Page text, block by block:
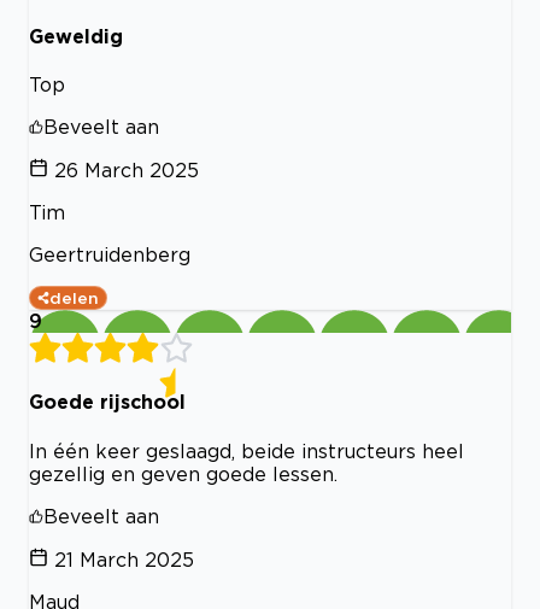
Geweldig
Top
Beveelt aan
26 March 2025
Tim
Geertruidenberg
delen
9
Goede rijschool
In één keer geslaagd, beide instructeurs heel
gezellig en geven goede lessen.
Beveelt aan
21 March 2025
Maud